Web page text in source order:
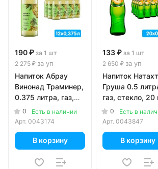
190 ₽ за 1 шт
2 275 ₽ за уп
Напиток Абрау
Винонад Траминер,
0.375 литра, газ,
стекло, 12 шт. в уп.
0
Есть в наличии
Арт. 0043174
В корзину
133 ₽ за 1 шт
2 650 ₽ за уп
Напиток
Груша 0.5
газ, стекло, 20
в уп.
0
Есть в
Арт. 0043847
В корзину